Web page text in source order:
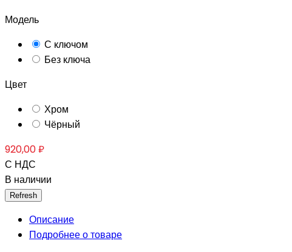
Модель
С ключом
Без ключа
Цвет
Хром
Чёрный
920,00 ₽
С НДС
В наличии
Описание
Подробнее о товаре